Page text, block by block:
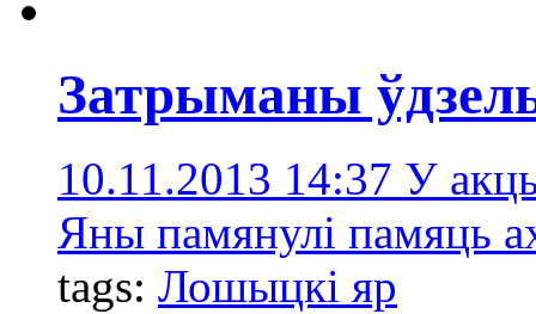
Затрыманы
10.11.2013 14:37 У
Яны памянулі памяць
tags: Лошыцкі яр